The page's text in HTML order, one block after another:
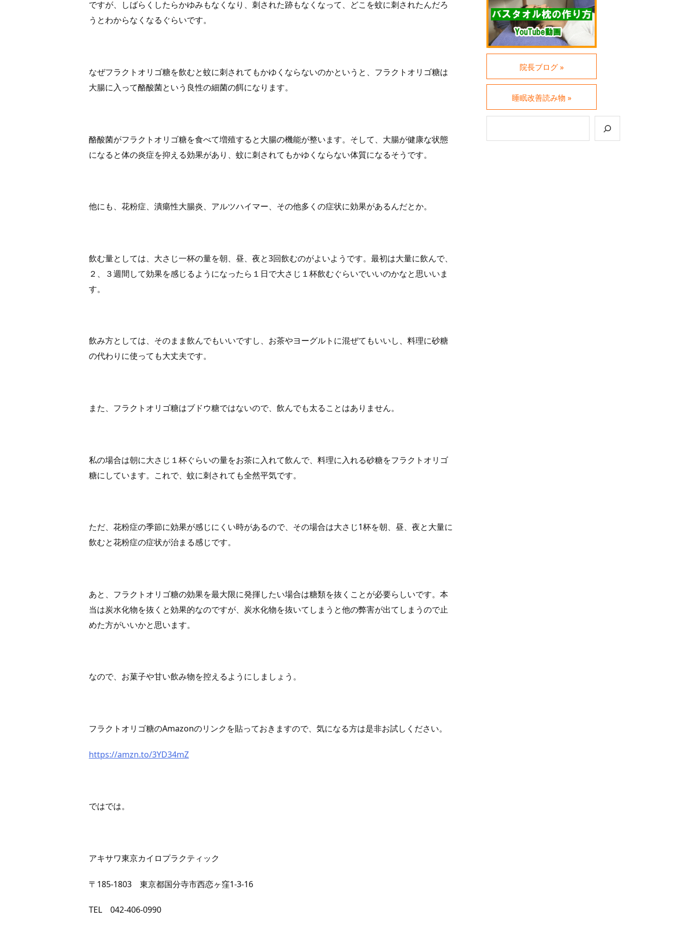
ですが、しばらくしたらかゆみもなくなり、刺された跡もなくなって、どこを蚊に刺されたんだろ
うとわからなくなるぐらいです。
なぜフラクトオリゴ糖を飲むと蚊に刺されてもかゆくならないのかというと、フラクトオリゴ糖は
大腸に入って酪酸菌という良性の細菌の餌になります。
酪酸菌がフラクトオリゴ糖を食べて増殖すると大腸の機能が整います。そして、大腸が健康な状態
になると体の炎症を抑える効果があり、蚊に刺されてもかゆくならない体質になるそうです。
他にも、花粉症、潰瘍性大腸炎、アルツハイマー、その他多くの症状に効果があるんだとか。
飲む量としては、大さじ一杯の量を朝、昼、夜と3回飲むのがよいようです。最初は大量に飲んで、
２、３週間して効果を感じるようになったら１日で大さじ１杯飲むぐらいでいいのかなと思いいま
す。
飲み方としては、そのまま飲んでもいいですし、お茶やヨーグルトに混ぜてもいいし、料理に砂糖
の代わりに使っても大丈夫です。
また、フラクトオリゴ糖はブドウ糖ではないので、飲んでも太ることはありません。
私の場合は朝に大さじ１杯ぐらいの量をお茶に入れて飲んで、料理に入れる砂糖をフラクトオリゴ
糖にしています。これで、蚊に刺されても全然平気です。
ただ、花粉症の季節に効果が感じにくい時があるので、その場合は大さじ1杯を朝、昼、夜と大量に
飲むと花粉症の症状が治まる感じです。
あと、フラクトオリゴ糖の効果を最大限に発揮したい場合は糖類を抜くことが必要らしいです。本
当は炭水化物を抜くと効果的なのですが、炭水化物を抜いてしまうと他の弊害が出てしまうので止
めた方がいいかと思います。
なので、お菓子や甘い飲み物を控えるようにしましょう。
フラクトオリゴ糖のAmazonのリンクを貼っておきますので、気になる方は是非お試しください。
https://amzn.to/3YD34mZ
ではでは。
アキサワ東京カイロプラクティック
〒185-1803 東京都国分寺市西恋ヶ窪1-3-16
TEL 042-406-0990
院長ブログ »
睡眠改善読み物 »